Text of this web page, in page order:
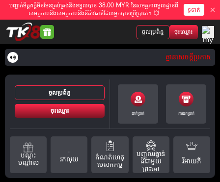
បញ្ជាក់មិត្តភក្តិមិនមែនគ្រប់គ្រងនិងទទួលបាន 38.00 MYR នៃសមត្ថភាពមូលដ្ឋានពី
សមត្ថភាពនិងសមត្ថភាពនិងនីតិវេធានីដែលអ្នកបានប្រើប្រាស់។ 💥
ទូទាត់
ចុះឈ្មោះ
ចូលប្រព័ន្ធ
គ្មានសេចក្តីប្រកាសន
ចូលប្រព័ន្ធ
ចុះឈ្មោះ ដាក់ប្រាក់ ការដកប្រាក់
បណ្តុះ
បណ្តាល
រកលុយ
កំណត់ហេតុ
បេសកកម្ម
បញ្ចូលរង្វាន់
ដ៏ជាមួយ
ព្រះគោ
វីអាយភី